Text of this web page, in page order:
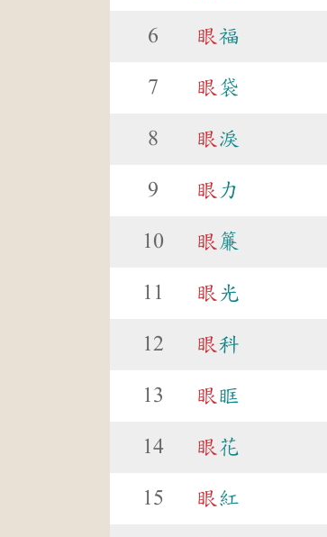
6 眼 福
7 眼 袋
8 眼 淚
9 眼 力
10 眼 簾
11 眼 光
12 眼 科
13 眼 眶
14 眼 花
15 眼 紅